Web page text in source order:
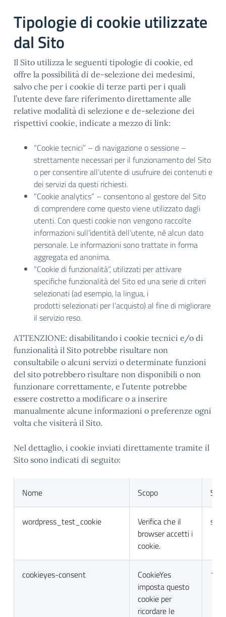
Tipologie di cookie utilizzate
dal Sito
Il Sito utilizza le seguenti tipologie di cookie, ed
offre la possibilità di de-selezione dei medesimi,
salvo che per i cookie di terze parti per i quali
l’utente deve fare riferimento direttamente alle
relative modalità di selezione e de-selezione dei
rispettivi cookie, indicate a mezzo di link:
“Cookie tecnici” – di navigazione o sessione –
strettamente necessari per il funzionamento del Sito
o per consentire all’utente di usufruire dei contenuti e
dei servizi da questi richiesti.
“Cookie analytics” – consentono al gestore del Sito
di comprendere come questo viene utilizzato dagli
utenti. Con questi cookie non vengono raccolte
informazioni sull’identità dell’utente, né alcun dato
personale. Le informazioni sono trattate in forma
aggregata ed anonima.
“Cookie di funzionalità”, utilizzati per attivare
specifiche funzionalità del Sito ed una serie di criteri
selezionati (ad esempio, la lingua, i
prodotti selezionati per l’acquisto) al fine di migliorare
il servizio reso.
ATTENZIONE: disabilitando i cookie tecnici e/o di
funzionalità il Sito potrebbe risultare non
consultabile o alcuni servizi o determinate funzioni
del sito potrebbero risultare non disponibili o non
funzionare correttamente, e l’utente potrebbe
essere costretto a modificare o a inserire
manualmente alcune informazioni o preferenze ogni
volta che visiterà il Sito.
Nel dettaglio, i cookie inviati direttamente tramite il
Sito sono indicati di seguito:
Nome Scopo
wordpress_test_cookie
Verifica che il
browser accetti i
cookie.
cookieyes-consent
CookieYes
imposta questo
cookie per
ricordare le
1